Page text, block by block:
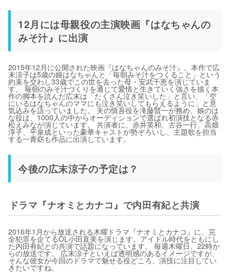
12月には母親役の主演映画『はなちゃんの
みそ汁』に出演
2015年12月に公開された映画『はなちゃんのみそ汁』。本作で広
末涼子は5歳の娘はなちゃんと「毎朝みそ汁をつくること」という
約束を交わし33歳でこの世を去った母・安武千恵を演じていま
す。 毎朝のみそ汁づくりを通じて愛情と生きていく強さを描く本
作の脚本を読んだ広末は「たくさん泣き笑いした」と言い、「空
にいるはなちゃんのママにも泣き笑いしてもらえるように」と意
気込みを語っていました。 夫の慎吾役を滝藤賢一が務め、娘のは
な役は、1000人の中からオーディションで選ばれ初演技となる赤
松えみなが演じています。 共演者に、赤井英和、古谷一行、高畑
淳子、平泉成といった豪華キャストが勢ぞろいし、主題歌を担当
する一青窈も作品に出演しています。
今後の広末涼子の予定は？
ドラマ『ナオミとカナコ』で内田有紀と共演
2016年1月から放送される木曜ドラマ『ナオミとカナコ』に、完
全犯罪を企てるOL小田直美を演じます。アイドル時代をともにし
た内田有紀との共演で話題になっています。 毎週木曜日、22時か
らの放送です。 広末涼子といえば透明感のあるイメージですが、
そんな彼女が今回のドラマで魅せる役どころ、演技に注目してい
きたいですね。